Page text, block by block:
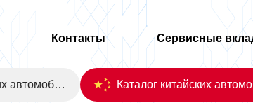
Контакты Сервисные
Каталог корейских автомобилей